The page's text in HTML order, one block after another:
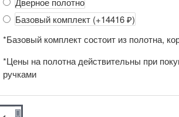
Базовый комплект (+14416 ₽)
*Базовый комплект состоит из полотна,
*Цены на полотна действительны при
ручками